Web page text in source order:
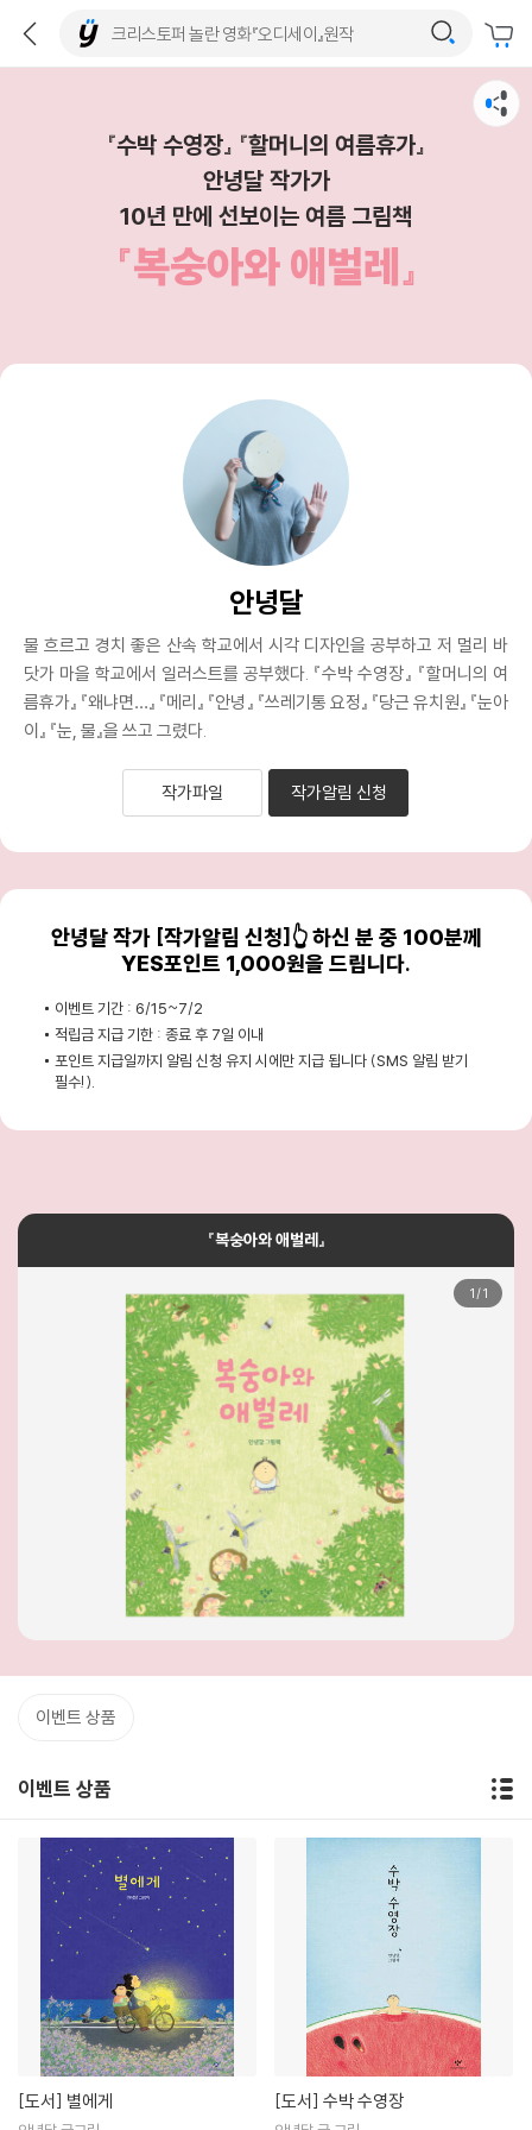
『수박 수영장』 『할머니의 여름휴가』
안녕달 작가가
10년 만에 선보이는 여름 그림책
『복숭아와 애벌레』
안녕달
물 흐르고 경치 좋은 산속 학교에서 시각 디자인을 공부하고 저 멀리 바
닷가 마을 학교에서 일러스트를 공부했다. 『수박 수영장』 『할머니의 여
름휴가』 『왜냐면…』 『메리』 『안녕』 『쓰레기통 요정』 『당근 유치원』 『눈아
이』 『눈, 물』을 쓰고 그렸다.
작가파일 작가알림 신청
안녕달 작가 [작가알림 신청]👆 하신 분 중 100분께
YES포인트 1,000원을 드립니다.
이벤트 기간 : 6/15~7/2
적립금 지급 기한 : 종료 후 7일 이내
포인트 지급일까지 알림 신청 유지 시에만 지급 됩니다 (SMS 알림 받기
필수!).
『복숭아와 애벌레』
1 /1
이벤트 상품
이벤트 상품
[도서] 별에게 [도서] 수박 수영장